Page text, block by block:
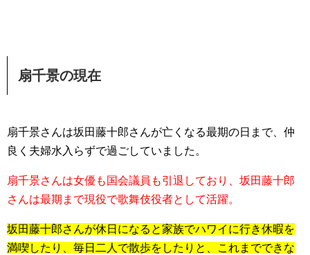
扇千景の現在
扇千景さんは坂田藤十郎さんが亡くなる最期の日まで、仲
良く夫婦水入らずで過ごしていました。
扇千景さんは女優も国会議員も引退しており、坂田藤十郎
さんは最期まで現役で歌舞伎役者として活躍。
坂田藤十郎さんが休日になると家族でハワイに行き休暇を
満喫したり、毎日二人で散歩をしたりと、これまでできな